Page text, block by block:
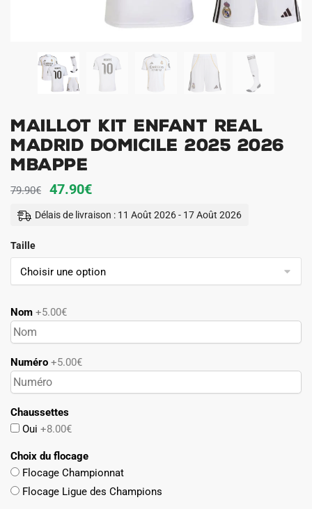
Maillot Kit Enfant Real
Madrid Domicile 2025 2026
Mbappe
79.90€
Le
prix
79.90€.
47.90€Le
prix
47.90€.
Délais de livraison : 11 Août 2026 - 17 Août 2026
Taille
Nom +5.00€
Numéro +5.00€
Chaussettes
Oui +8.00€
Choix du flocage
Flocage Championnat
Flocage Ligue des Champions